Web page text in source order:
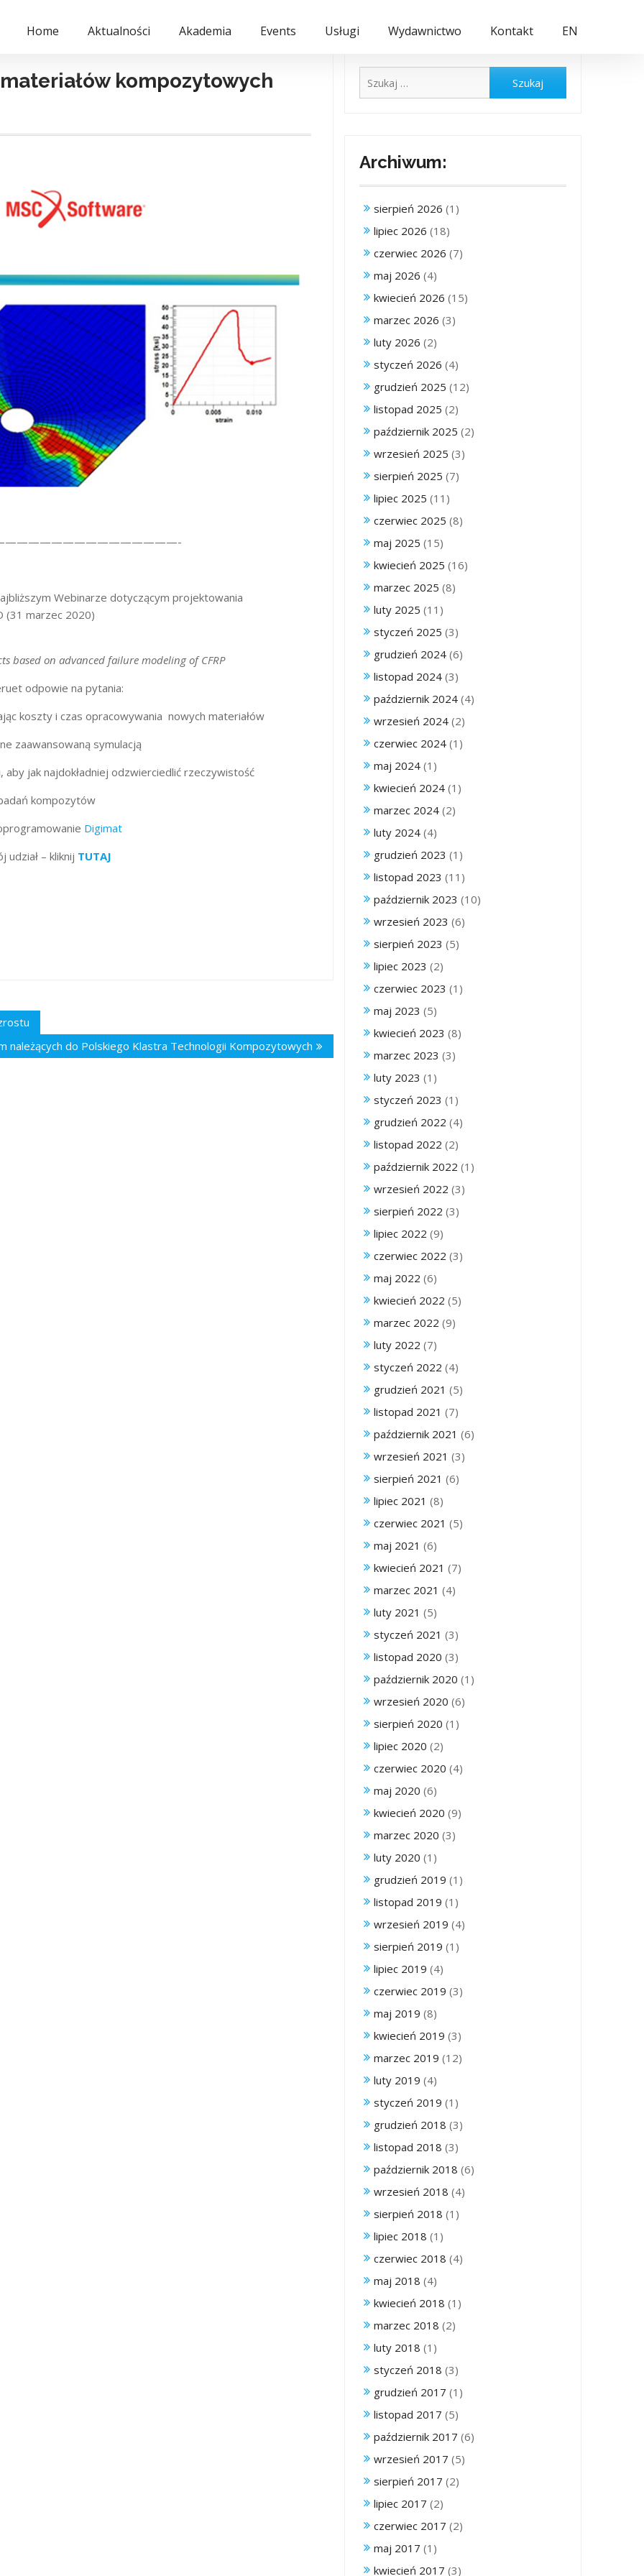
Home Aktualności Akademia Events Usługi Wydawnictwo Kontakt EN
kompozytowych
Webinarze dotyczącym projektowania
(31 marzec 2020)
based on advanced failure modeling of CFRP
odpowie na pytania:
koszty i czas opracowywania nowych materiałów
symulacją
jak najdokładniej odzwierciedlić rzeczywistość
kompozytów
Digimat
– kliknij TUTAJ
należących do Polskiego Klastra Technologii Kompozytowych
Archiwum:
sierpień 2026 (1)
lipiec 2026 (18)
czerwiec 2026 (7)
maj 2026 (4)
kwiecień 2026 (15)
marzec 2026 (3)
luty 2026 (2)
styczeń 2026 (4)
grudzień 2025 (12)
listopad 2025 (2)
październik 2025 (2)
wrzesień 2025 (3)
sierpień 2025 (7)
lipiec 2025 (11)
czerwiec 2025 (8)
maj 2025 (15)
kwiecień 2025 (16)
marzec 2025 (8)
luty 2025 (11)
styczeń 2025 (3)
grudzień 2024 (6)
listopad 2024 (3)
październik 2024 (4)
wrzesień 2024 (2)
czerwiec 2024 (1)
maj 2024 (1)
kwiecień 2024 (1)
marzec 2024 (2)
luty 2024 (4)
grudzień 2023 (1)
listopad 2023 (11)
październik 2023 (10)
wrzesień 2023 (6)
sierpień 2023 (5)
lipiec 2023 (2)
czerwiec 2023 (1)
maj 2023 (5)
kwiecień 2023 (8)
marzec 2023 (3)
luty 2023 (1)
styczeń 2023 (1)
grudzień 2022 (4)
listopad 2022 (2)
październik 2022 (1)
wrzesień 2022 (3)
sierpień 2022 (3)
lipiec 2022 (9)
czerwiec 2022 (3)
maj 2022 (6)
kwiecień 2022 (5)
marzec 2022 (9)
luty 2022 (7)
styczeń 2022 (4)
grudzień 2021 (5)
listopad 2021 (7)
październik 2021 (6)
wrzesień 2021 (3)
sierpień 2021 (6)
lipiec 2021 (8)
czerwiec 2021 (5)
maj 2021 (6)
kwiecień 2021 (7)
marzec 2021 (4)
luty 2021 (5)
styczeń 2021 (3)
listopad 2020 (3)
październik 2020 (1)
wrzesień 2020 (6)
sierpień 2020 (1)
lipiec 2020 (2)
czerwiec 2020 (4)
maj 2020 (6)
kwiecień 2020 (9)
marzec 2020 (3)
luty 2020 (1)
grudzień 2019 (1)
listopad 2019 (1)
wrzesień 2019 (4)
sierpień 2019 (1)
lipiec 2019 (4)
czerwiec 2019 (3)
maj 2019 (8)
kwiecień 2019 (3)
marzec 2019 (12)
luty 2019 (4)
styczeń 2019 (1)
grudzień 2018 (3)
listopad 2018 (3)
październik 2018 (6)
wrzesień 2018 (4)
sierpień 2018 (1)
lipiec 2018 (1)
czerwiec 2018 (4)
maj 2018 (4)
kwiecień 2018 (1)
marzec 2018 (2)
luty 2018 (1)
styczeń 2018 (3)
grudzień 2017 (1)
listopad 2017 (5)
październik 2017 (6)
wrzesień 2017 (5)
sierpień 2017 (2)
lipiec 2017 (2)
czerwiec 2017 (2)
maj 2017 (1)
kwiecień 2017 (3)